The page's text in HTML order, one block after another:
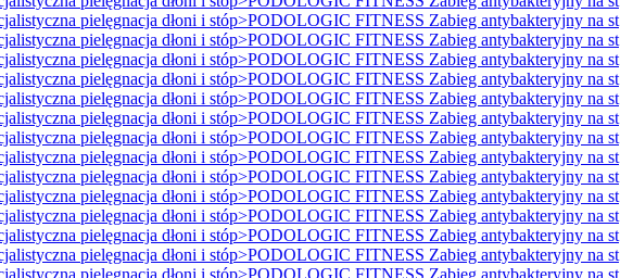
pielęgnacja dłoni i stóp>PODOLOGIC FITNESS Zabieg antybakteryjny na st
pielęgnacja dłoni i stóp>PODOLOGIC FITNESS Zabieg antybakteryjny na st
pielęgnacja dłoni i stóp>PODOLOGIC FITNESS Zabieg antybakteryjny na st
pielęgnacja dłoni i stóp>PODOLOGIC FITNESS Zabieg antybakteryjny na st
pielęgnacja dłoni i stóp>PODOLOGIC FITNESS Zabieg antybakteryjny na st
pielęgnacja dłoni i stóp>PODOLOGIC FITNESS Zabieg antybakteryjny na st
pielęgnacja dłoni i stóp>PODOLOGIC FITNESS Zabieg antybakteryjny na st
pielęgnacja dłoni i stóp>PODOLOGIC FITNESS Zabieg antybakteryjny na st
pielęgnacja dłoni i stóp>PODOLOGIC FITNESS Zabieg antybakteryjny na st
pielęgnacja dłoni i stóp>PODOLOGIC FITNESS Zabieg antybakteryjny na st
pielęgnacja dłoni i stóp>PODOLOGIC FITNESS Zabieg antybakteryjny na st
pielęgnacja dłoni i stóp>PODOLOGIC FITNESS Zabieg antybakteryjny na st
pielęgnacja dłoni i stóp>PODOLOGIC FITNESS Zabieg antybakteryjny na st
pielęgnacja dłoni i stóp>PODOLOGIC FITNESS Zabieg antybakteryjny na st